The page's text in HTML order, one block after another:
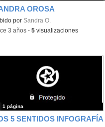
OROSA
educativo.
por Sandra O.
3 años -5 visualizaciones
5 SENTIDOS INFOGRAFÍA
1 página